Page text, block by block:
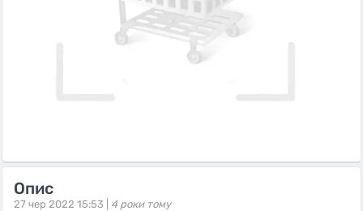
Опис
27 чер 2022 15:53 | 4 роки тому